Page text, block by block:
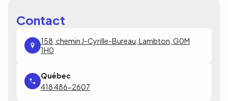
Contact
158, chemin J-Cyrille-Bureau, Lambton, G0M
1H0
418 486-2607